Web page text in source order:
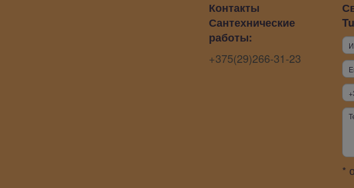
Контакты
Сантехнические
работы:
+375(29)266-31-23
*